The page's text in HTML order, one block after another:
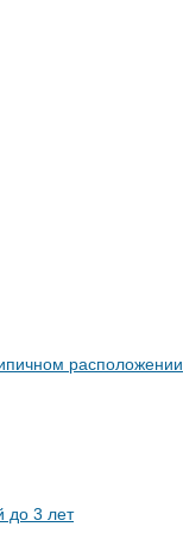
расположении
до 3 лет